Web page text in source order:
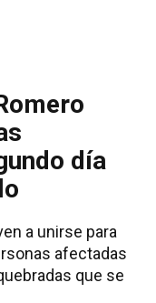
día
a unirse para
afectadas
que se